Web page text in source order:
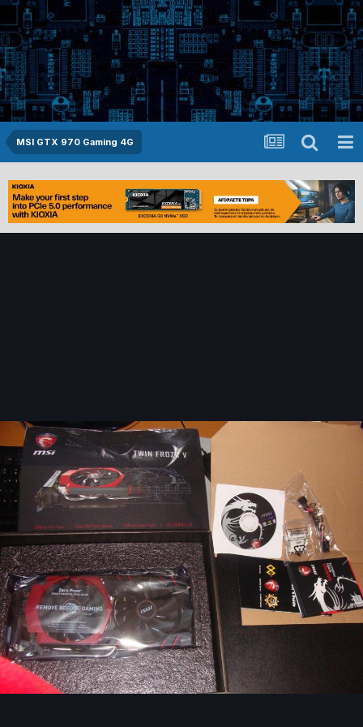
MSI GTX 970 Gaming 4G